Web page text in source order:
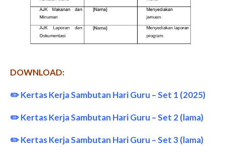
DOWNLOAD:
✏️Kertas Kerja Sambutan Hari Guru – Set 1 (2025)
✏️Kertas Kerja Sambutan Hari Guru – Set 2 (lama)
✏️Kertas Kerja Sambutan Hari Guru – Set 3 (lama)